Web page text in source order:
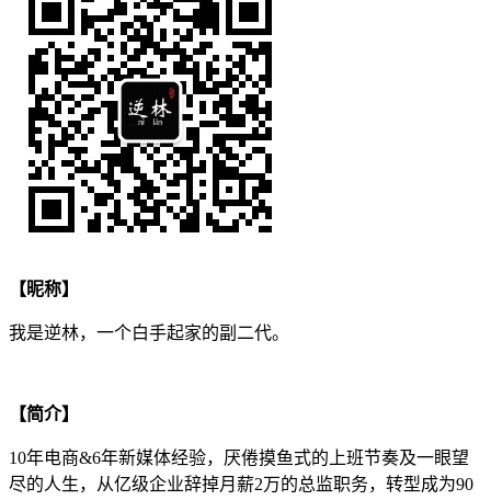
【昵称】
我是逆林，一个白手起家的副二代。
【简介】
10年电商&6年新媒体经验，厌倦摸鱼式的上班节奏及一眼望
尽的人生，从亿级企业辞掉月薪2万的总监职务，转型成为90